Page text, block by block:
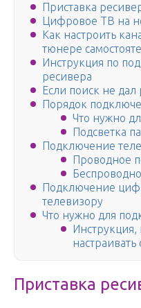
Приставка
Цифровое ТВ на
Как настроить
тюнере
Инструкция по
ресивера
Если поиск не дал
Порядок
Что нужно
Подсветка
Подключение
Проводное
Подключение
телевизору
Что нужно для
Инструкция,
Приставка